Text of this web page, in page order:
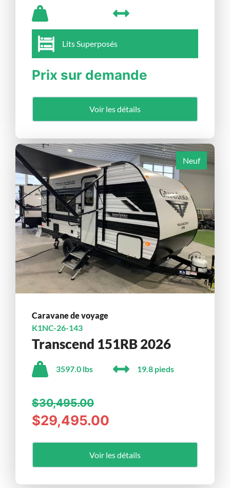
Lits Superposés
Prix sur demande
Voir les détails
Neuf
Caravane de voyage
K1NC-26-143
Transcend 151RB 2026
3597.0 lbs 19.8 pieds
$30,495.00
$29,495.00
Voir les détails